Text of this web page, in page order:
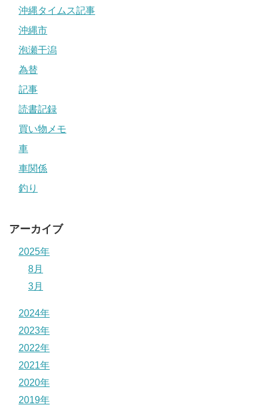
沖縄タイムス記事
沖縄市
泡瀬干潟
為替
記事
読書記録
買い物メモ
車
車関係
釣り
アーカイブ
2025年
8月
3月
2024年
2023年
2022年
2021年
2020年
2019年